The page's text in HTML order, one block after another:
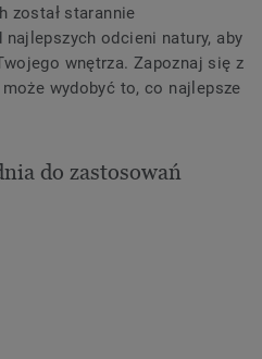
został starannie
odcieni natury, aby
wnętrza. Zapoznaj się z
wydobyć to, co najlepsze
do zastosowań